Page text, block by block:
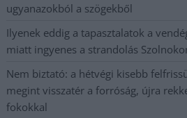
ugyanazokból a szögekből
Ilyenek eddig a tapasztalatok a
miatt ingyenes a strandolás
Nem biztató: a hétvégi kisebb
megint visszatér a forróság, újra
fokokkal